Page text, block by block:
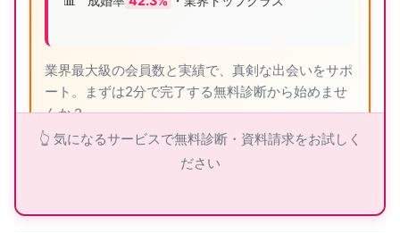
業界最大級の会員数と実績で、真剣な出会いをサポ
ート。まずは2分で完了する無料診断から始めませ
んか？
ツヴァイの詳細を見る
👆 気になるサービスで無料診断・資料請求をお試しく
ださい